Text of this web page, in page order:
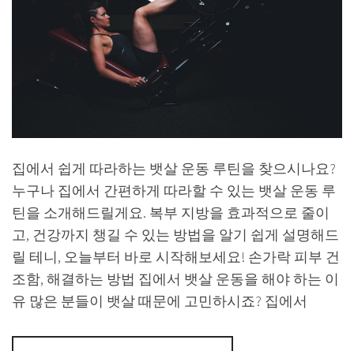
집에서 쉽게 따라하는 뱃살 운동 루틴을 찾으시나요?
누구나 집에서 간편하게 따라할 수 있는 뱃살 운동 루
틴을 소개해드릴게요. 복부 지방을 효과적으로 줄이
고, 건강까지 챙길 수 있는 방법을 알기 쉽게 설명해드
릴 테니, 오늘부터 바로 시작해보세요! 손가락 피부 건
조함, 해결하는 방법 집에서 뱃살 운동을 해야 하는 이
유 많은 분들이 뱃살 때문에 고민하시죠? 집에서